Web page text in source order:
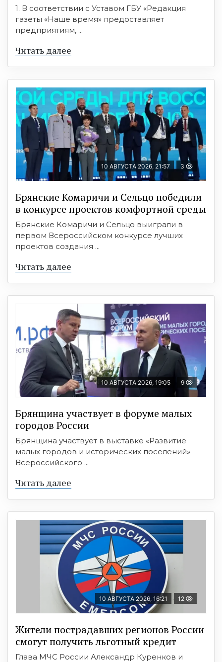
1. В соответствии с Уставом ГБУ «Редакция
газеты «Наше время» предоставляет
предприятиям, ...
Читать далее
10 АВГУСТА 2026, 21:57 3
Брянские Комаричи и Сельцо победили
в конкурсе проектов комфортной среды
Брянские Комаричи и Сельцо выиграли в
первом Всероссийском конкурсе лучших
проектов создания ...
Читать далее
10 АВГУСТА 2026, 19:05 9
Брянщина участвует в форуме малых
городов России
Брянщина участвует в выставке «Развитие
малых городов и исторических поселений»
Всероссийского ...
Читать далее
10 АВГУСТА 2026, 16:21 12
Жители пострадавших регионов России
смогут получить льготный кредит
Глава МЧС России Александр Куренков и